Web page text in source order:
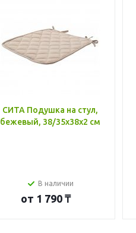
СИТА Подушка на стул,
бежевый, 38/35x38x2 см
В наличии
от 1 790 ₸